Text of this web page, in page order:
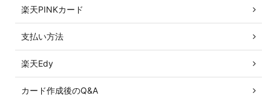
楽天PINKカード
支払い方法
楽天Edy
カード作成後のQ&A